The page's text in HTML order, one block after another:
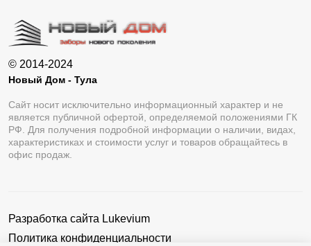
© 2014-2024
Новый Дом - Тула
Сайт носит исключительно информационный характер и не
является публичной офертой, определяемой положениями ГК
РФ. Для получения подробной информации о наличии, видах,
характеристиках и стоимости услуг и товаров обращайтесь в
офис продаж.
Разработка сайта Lukevium
Политика конфиденциальности